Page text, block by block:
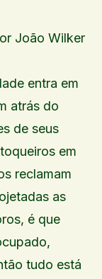
João Wilker
entra em
atrás do
de seus
em
reclamam
as
é que
tudo está